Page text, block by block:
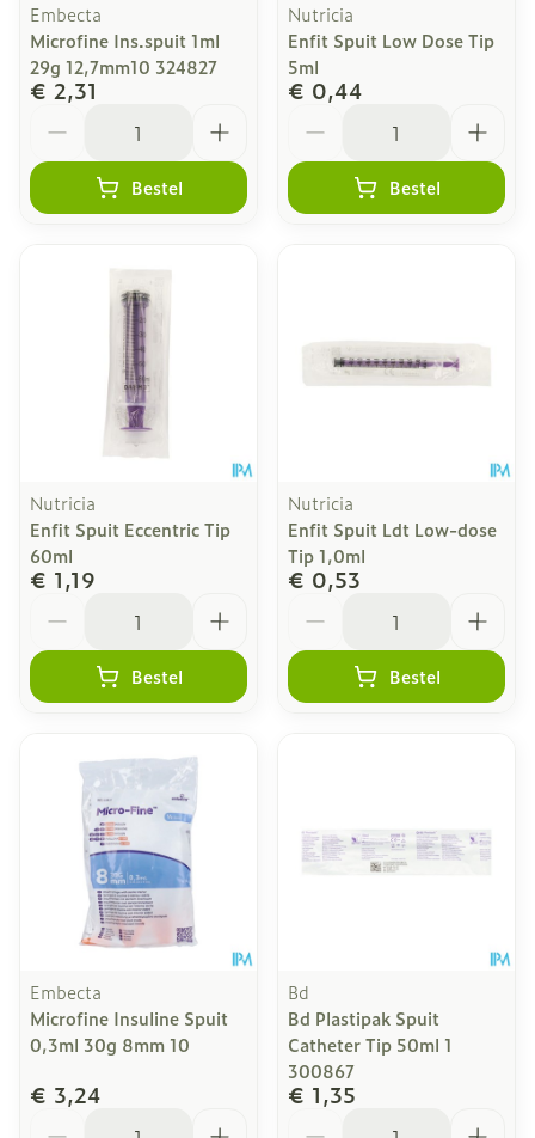
Embecta
Microfine Ins.spuit 1ml
29g 12,7mm10 324827
€ 2,31
Bestel
Nutricia
Enfit Spuit Low Dose Tip
5ml
€ 0,44
Bestel
Nutricia
Enfit Spuit Eccentric Tip
60ml
€ 1,19
Bestel
Nutricia
Enfit Spuit Ldt Low-dose
Tip 1,0ml
€ 0,53
Bestel
Embecta
Microfine Insuline Spuit
0,3ml 30g 8mm 10
€ 3,24
Bd
Bd Plastipak Spuit
Catheter Tip 50ml 1
300867
€ 1,35